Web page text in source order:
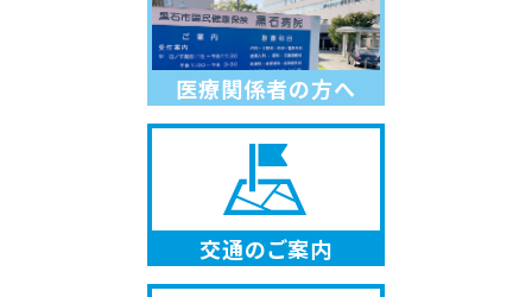
医療関係者の方へ
交通のご案内